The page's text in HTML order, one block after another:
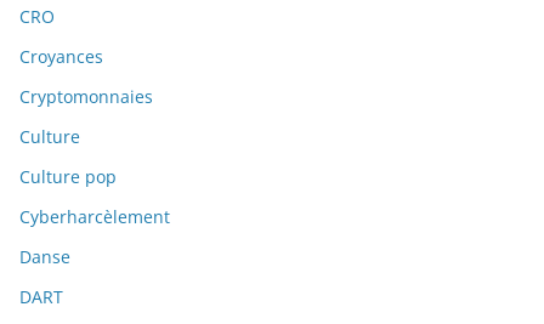
CRO
Croyances
Cryptomonnaies
Culture
Culture pop
Cyberharcèlement
Danse
DART